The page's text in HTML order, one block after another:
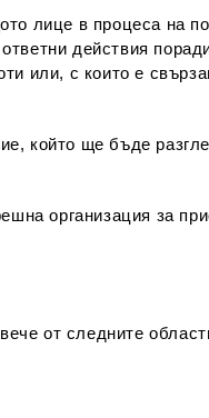
лице в процеса на
действия
или, с които е
който ще бъде
организация за
от следните